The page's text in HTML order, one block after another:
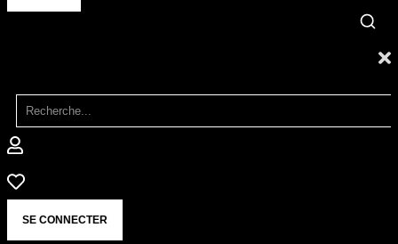
SE CONNECTER